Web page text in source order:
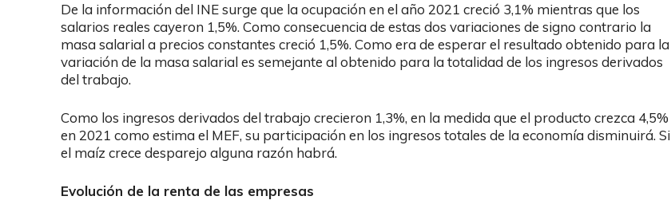
De la información del INE surge que la ocupación en el año 2021 creció 3,1% mientras que los
salarios reales cayeron 1,5%. Como consecuencia de estas dos variaciones de signo contrario la
masa salarial a precios constantes creció 1,5%. Como era de esperar el resultado obtenido para la
variación de la masa salarial es semejante al obtenido para la totalidad de los ingresos derivados
del trabajo.
Como los ingresos derivados del trabajo crecieron 1,3%, en la medida que el producto crezca 4,5%
en 2021 como estima el MEF, su participación en los ingresos totales de la economía disminuirá. Si
el maíz crece desparejo alguna razón habrá.
Evolución de la renta de las empresas